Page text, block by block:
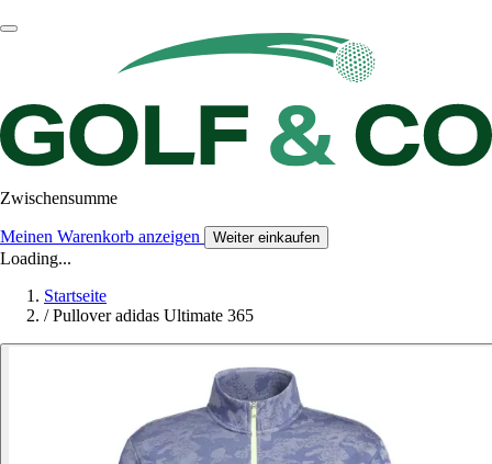
Zwischensumme
Meinen Warenkorb anzeigen Weiter einkaufen
Loading...
Startseite
/ Pullover adidas Ultimate 365